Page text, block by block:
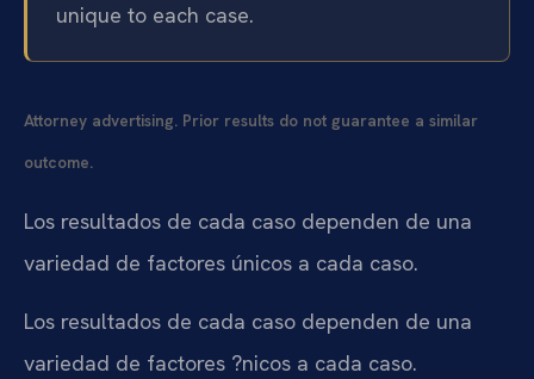
unique to each case.
Attorney advertising. Prior results do not guarantee a similar
outcome.
Los resultados de cada caso dependen de una
variedad de factores únicos a cada caso.
Los resultados de cada caso dependen de una
variedad de factores ?nicos a cada caso.